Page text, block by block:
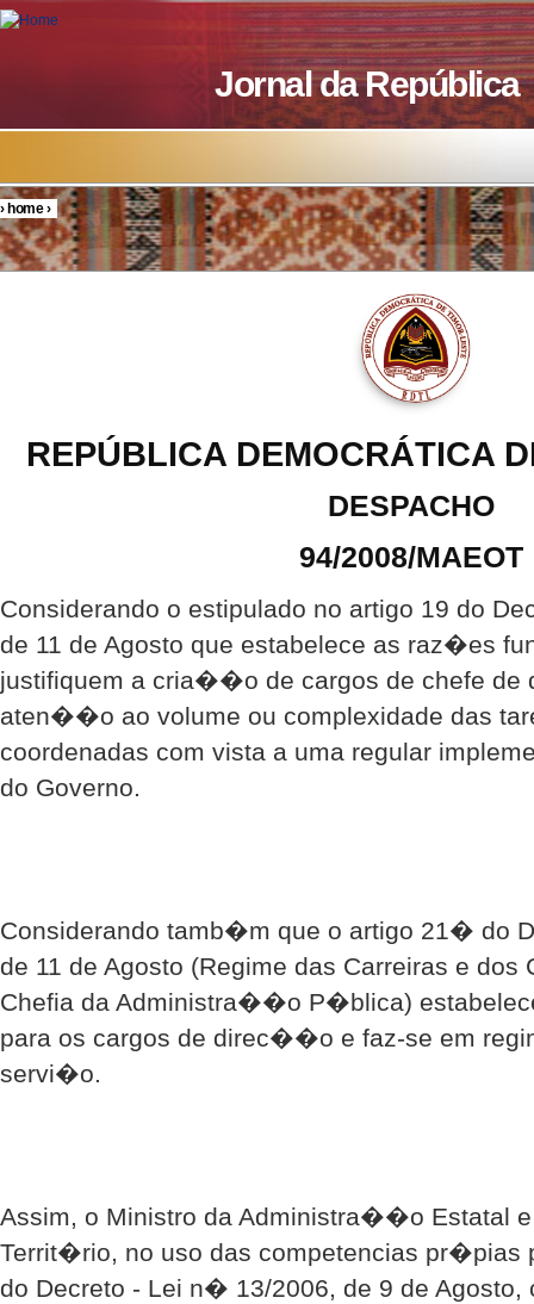
Skip to main content
Jornal da República
You are here
›home›
REPÚBLICA DEMOCRÁTICA
DESPACHO
94/2008/MAEOT
Considerando o estipulado no artigo 19 do
de 11 de Agosto que estabelece as raz�es
justifiquem a cria��o de cargos de chefe de
aten��o ao volume ou complexidade das
coordenadas com vista a uma regular
do Governo.
Considerando tamb�m que o artigo 21� do
de 11 de Agosto (Regime das Carreiras e
Chefia da Administra��o P�blica)
para os cargos de direc��o e faz-se em
servi�o.
Assim, o Ministro da Administra��o Estatal
Territ�rio, no uso das competencias pr�pias
do Decreto - Lei n� 13/2006, de 9 de Agosto,